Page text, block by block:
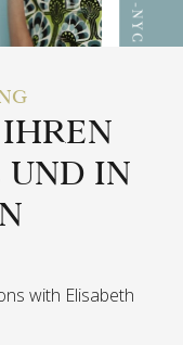
UND IN
with Elisabeth